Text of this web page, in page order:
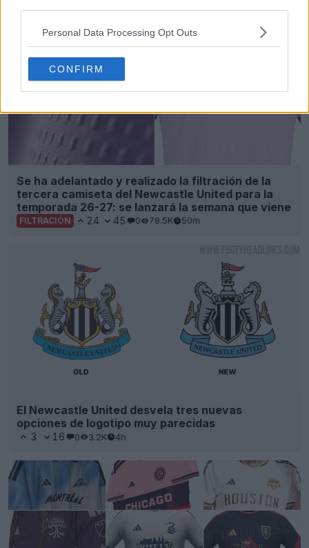
Personal Data Processing Opt Outs
CONFIRM
Se ha adelantado y realizado la filtración de la
tercera camiseta del Newcastle United para la
temporada 26-27: se lanzará la semana que viene
FILTRACIÓN 24 45 0 78.5K 50m
El Newcastle United desvela tres nuevas
opciones de logotipo muy parecidas
3 16 0 3.2K 4h